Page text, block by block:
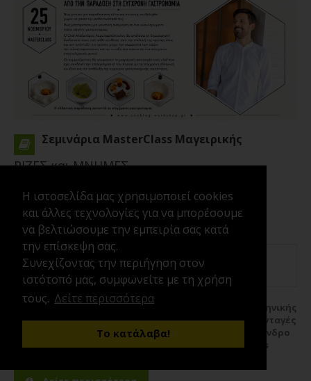
Η ιστοσελίδα μας χρησιμοποιεί cookies
και άλλες τεχνολογίες για να μπορέσουμε
να βελτιώσουμε την εμπειρία σας κατά
την επίσκεψη σας.
Συνεχίζοντας την περιήγηση στον
ιστότοπό μας, συμφωνείτε με τη χρήση
τους. Δείτε περισσότερα
Το κατάλαβα!
Σεμινάρια MasterClass Μαγειρικής
ΡΙΖΕΣ και ΜΝΗΜΕΣ
25/11/2026 17:00
4 Ώρες
Aλέξανδρος Xαραλαμπόπουλος
ΡΙΖΕΣ & ΜΝΗΜΕΣ Με έμπνευση από τις ρίζες της Ελληνικής
κουζίνας, τις πρώτες ύλεςκαι τις παραδοσιακές συνταγές
## Δημιουργική Ελληνική Κουζίνα με τον Chef Αλέξανδρο
Χαραλαμπόπουλο **Ένα επαγγελματικό MasterClass
τις...Περισσότερα